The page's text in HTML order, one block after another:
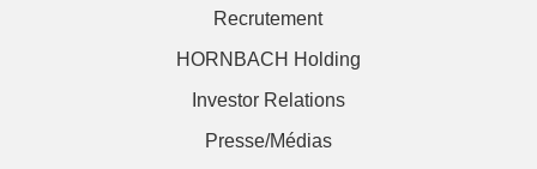
Recrutement
HORNBACH Holding
Investor Relations
Presse/Médias